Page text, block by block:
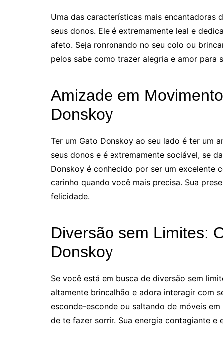
Uma das características mais encantadoras
seus donos. Ele é extremamente leal e
afeto. Seja ronronando no seu colo ou
pelos sabe como trazer alegria e amor para
Amizade em
Donskoy
Ter um Gato Donskoy ao seu lado é ter um
seus donos e é extremamente sociável, se
Donskoy é conhecido por ser um excelente
carinho quando você mais precisa. Sua
felicidade.
Diversão sem Limites:
Donskoy
Se você está em busca de diversão sem
altamente brincalhão e adora interagir com
esconde-esconde ou saltando de móveis
de te fazer sorrir. Sua energia contagiante e